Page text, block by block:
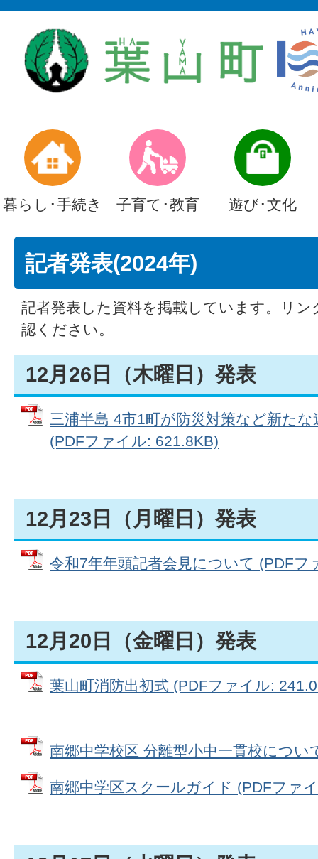
暮らし･手続き 子育て･教育 遊び･文化
記者発表(2024年)
記者発表した資料を掲載しています。リ
認ください。
12月26日（木曜日）発表
三浦半島 4市1町が防災対策など新た
(PDFファイル: 621.8KB)
12月23日（月曜日）発表
令和7年年頭記者会見について (PDFフ
12月20日（金曜日）発表
葉山町消防出初式 (PDFファイル:
南郷中学校区 分離型小中一貫校につ
南郷中学区スクールガイド (PDFファ